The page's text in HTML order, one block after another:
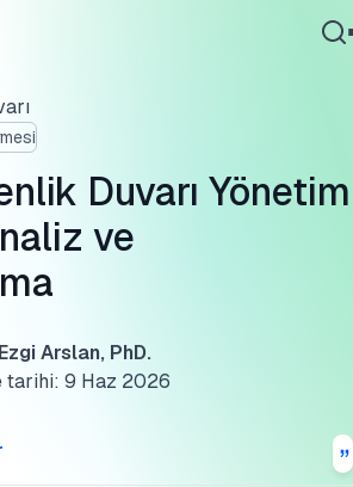
Duvarı Yönetim
ve
Ezgi Arslan, PhD.
tarihi: 9 Haz 2026
yönetim aracının analizi
listesi
için temel kriterler
yönetim hizmetleri
araçlarıyla birleştirilmesi